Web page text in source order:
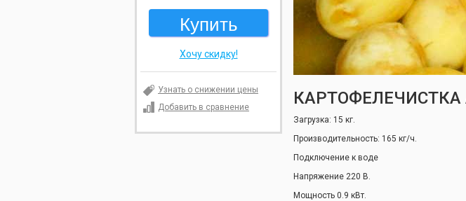
Купить
Хочу скидку!
Узнать о снижении цены
Добавить в сравнение
КАРТОФЕЛЕЧИСТКА
Загрузка: 15 кг.
Производительность: 165 кг/ч.
Подключение к воде
Напряжение 220 В.
Мощность 0.9 кВт.